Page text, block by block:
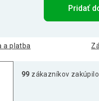
Pridať
a platba
99 zákazníkov